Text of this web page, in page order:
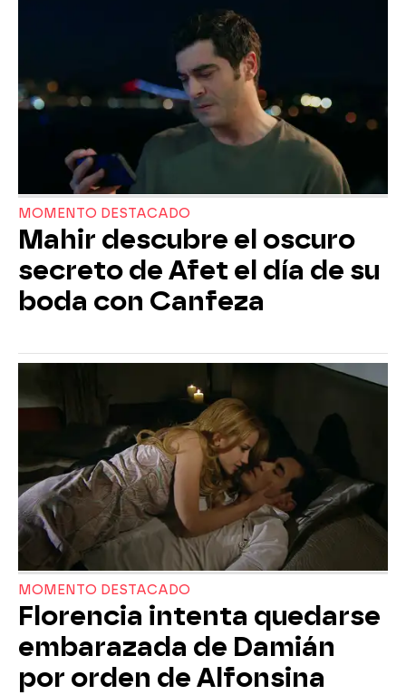
MOMENTO DESTACADO
Mahir descubre el oscuro
secreto de Afet el día de su
boda con Canfeza
MOMENTO DESTACADO
Florencia intenta quedarse
embarazada de Damián
por orden de Alfonsina